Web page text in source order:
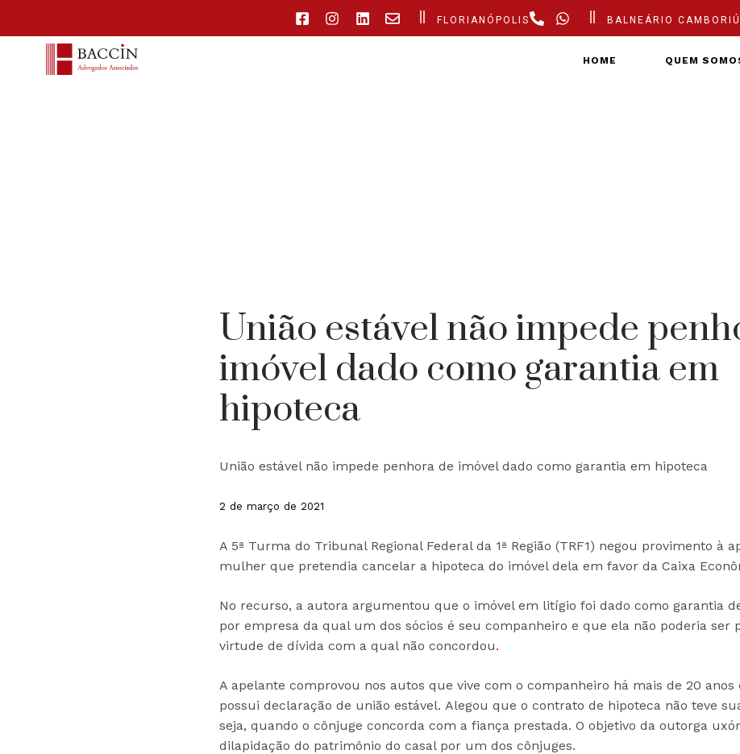
FLORIANÓPOLIS BALNEÁRIO CAMBORIÚ
HOME QUEM
União estável não impede
imóvel dado como garantia em
hipoteca
União estável não impede penhora de imóvel dado como garantia em hipoteca
2 de março de 2021
A 5ª Turma do Tribunal Regional Federal da 1ª Região (TRF1) negou provimento à
mulher que pretendia cancelar a hipoteca do imóvel dela em favor da Caixa
No recurso, a autora argumentou que o imóvel em litígio foi dado como garantia
por empresa da qual um dos sócios é seu companheiro e que ela não poderia ser
virtude de dívida com a qual não concordou.
A apelante comprovou nos autos que vive com o companheiro há mais de 20 anos
possui declaração de união estável. Alegou que o contrato de hipoteca não teve
seja, quando o cônjuge concorda com a fiança prestada. O objetivo da outorga
dilapidação do patrimônio do casal por um dos cônjuges.